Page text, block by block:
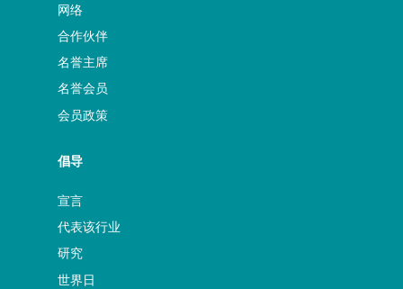
网络
合作伙伴
名誉主席
名誉会员
会员政策
倡导
宣言
代表该行业
研究
世界日